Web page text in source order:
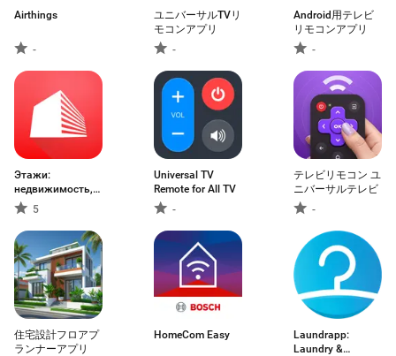
Airthings
-
ユニバーサルTVリ
モコンアプリ
-
Android用テレビ
リモコンアプリ
-
Этажи:
недвижимость,
ипотека
5
Universal TV
Remote for All TV
-
テレビリモコン ユ
ニバーサルテレビ
-
住宅設計フロアプ
ランナーアプリ
HomeCom Easy
Laundrapp:
Laundry &